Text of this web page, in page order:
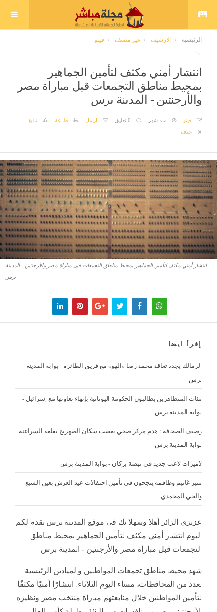
الرئيسية الارشيف غير مصنف فيتو
انتشار أمني مكثف لتأمين الجماهير
بمحيط مناطق التجمعات قبل مباراة مصر
والأرجنتين - المدينة برس
فيتو منذ شهر 0 تعليق ارسل طباعة
تبليغ
حذف
انتشار أمني مكثف لتأمين الجماهير بمحيط مناطق التجمعات قبل مباراة مصر والأرجنتين - المدينة
برس
إقرأ ايضا
الزمالك يجدد تعاقد محمد رضا «الهو» مع فريق الطائرة - بوابة المدينة
برس
مئات المتظاهرين يطالبون الحكومة اليونانية بإنهاء تعاونها مع إسرائيل -
بوابة المدينة برس
رصيف الصحافة : هدم مركز صحي يغضب سكان الصهريج بقلعة السراغنة -
بوابة المدينة برس
لاميرات لاعب جديد في نهضة بركان - بوابة المدينة برس
منير غانيم وطاقمه ينجحون في تأمين احتفالات عيد العرش بعين السبع
والحي المحمدي
عزيزي الزائر أهلا وسهلا بك في موقع المدينة برس نقدم لكم
اليوم انتشار أمني مكثف لتأمين الجماهير بمحيط مناطق
التجمعات قبل مباراة مصر والأرجنتين - المدينة برس
شهد محيط مناطق تجمعات المواطنين والميادين الرئيسية
بعدد من المحافظات، مساء اليوم الثلاثاء، انتشارًا أمنيًا مكثفًا
لتأمين المواطنين خلال متابعتهم مباراة منتخب مصر ونظيره